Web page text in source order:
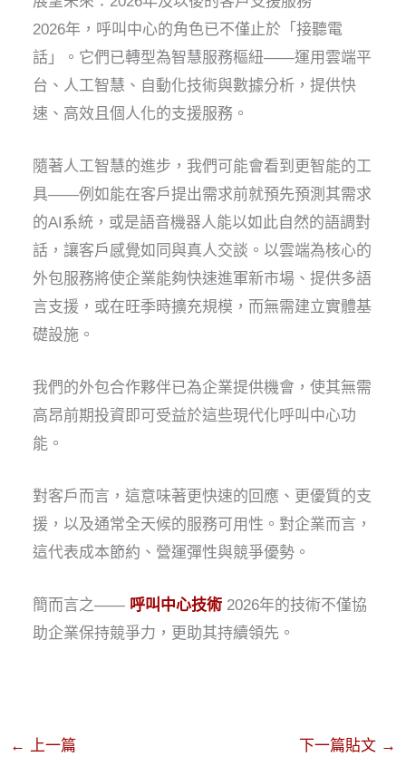
2026年，呼叫中心的角色已不僅止於「接聽電
話」。它們已轉型為智慧服務樞紐——運用雲端平
台、人工智慧、自動化技術與數據分析，提供快
速、高效且個人化的支援服務。
隨著人工智慧的進步，我們可能會看到更智能的工
具——例如能在客戶提出需求前就預先預測其需求
的AI系統，或是語音機器人能以如此自然的語調對
話，讓客戶感覺如同與真人交談。以雲端為核心的
外包服務將使企業能夠快速進軍新市場、提供多語
言支援，或在旺季時擴充規模，而無需建立實體基
礎設施。
我們的外包合作夥伴已為企業提供機會，使其無需
高昂前期投資即可受益於這些現代化呼叫中心功
能。
對客戶而言，這意味著更快速的回應、更優質的支
援，以及通常全天候的服務可用性。對企業而言，
這代表成本節約、營運彈性與競爭優勢。
簡而言之—— 呼叫中心技術 2026年的技術不僅協
助企業保持競爭力，更助其持續領先。
← 上一篇 下一篇貼文 →